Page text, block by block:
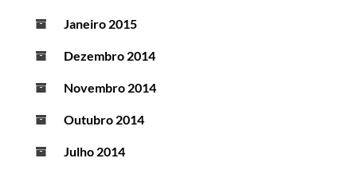
Janeiro 2015
Dezembro 2014
Novembro 2014
Outubro 2014
Julho 2014